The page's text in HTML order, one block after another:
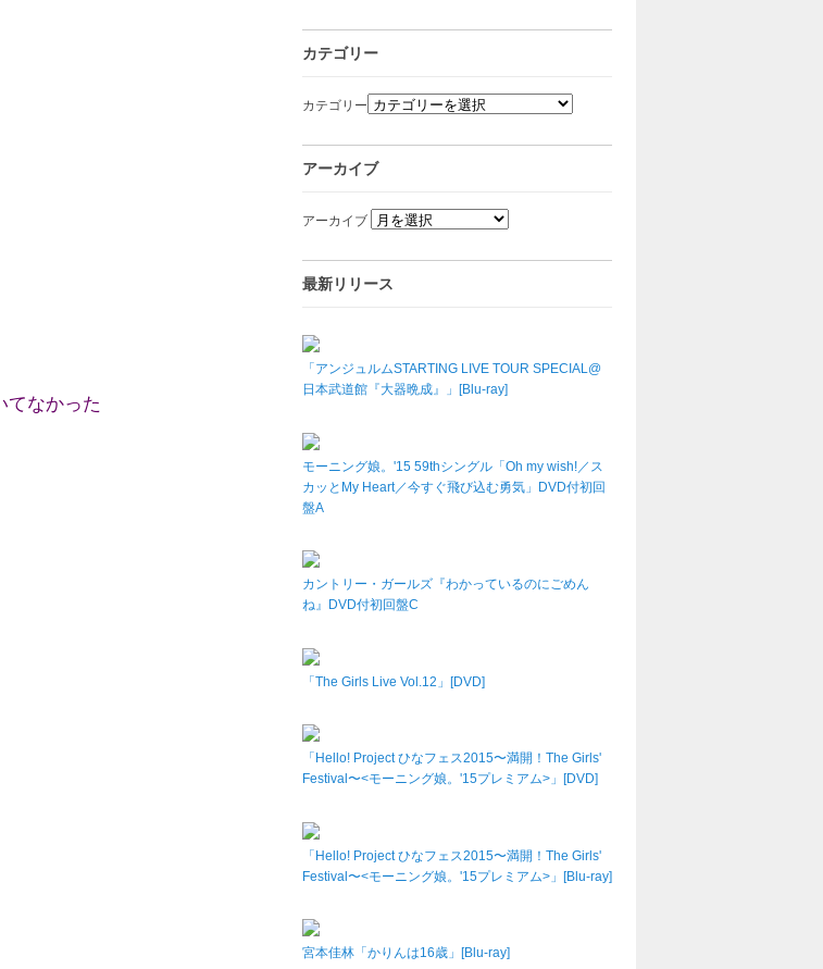
てなかった
カテゴリー
カテゴリー
アーカイブ
アーカイブ
最新リリース
「アンジュルムSTARTING LIVE TOUR SPECIAL@
日本武道館『大器晩成』」[Blu-ray]
モーニング娘。'15 59thシングル「Oh my wish!／ス
カッとMy Heart／今すぐ飛び込む勇気」DVD付初回
盤A
カントリー・ガールズ『わかっているのにごめん
ね』DVD付初回盤C
「The Girls Live Vol.12」[DVD]
「Hello! Project ひなフェス2015〜満開！The Girls'
Festival〜<モーニング娘。'15プレミアム>」[DVD]
「Hello! Project ひなフェス2015〜満開！The Girls'
Festival〜<モーニング娘。'15プレミアム>」[Blu-ray]
宮本佳林「かりんは16歳」[Blu-ray]